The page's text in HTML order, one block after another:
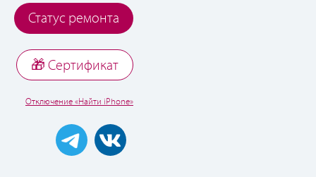
Статус ремонта
🎁 Cертификат
Отключение «Найти iPhone»